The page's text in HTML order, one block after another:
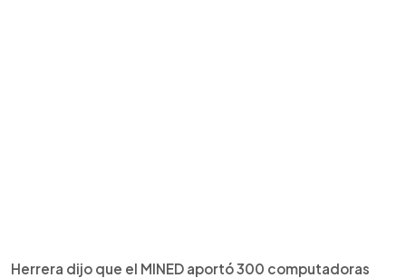
Herrera dijo que el MINED aportó 300 computadoras